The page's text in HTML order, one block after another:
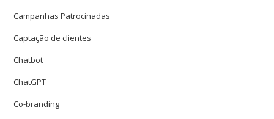
Campanhas Patrocinadas
Captação de clientes
Chatbot
ChatGPT
Co-branding